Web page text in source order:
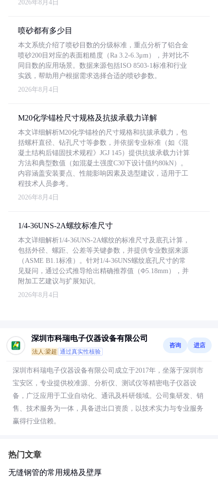
2026年8月4日
喷砂都有多少目
本文系统介绍了喷砂目数的分级标准，重点分析了铝合金
喷砂200目对应的表面粗糙度（Ra 3.2-6.3μm），并对比不
同目数的应用场景。数据来源包括ISO 8503-1标准和行业
实践，帮助用户根据需求选择合适的喷砂参数。
2026年8月4日
M20化学锚栓尺寸规格及抗拔承载力详解
本文详细解析M20化学锚栓的尺寸规格和抗拔承载力，包
括螺杆直径、钻孔尺寸等参数，并依据专业标准（如《混
凝土结构后锚固技术规程》JGJ 145）提供抗拔承载力计算
方法和典型数值（如混凝土强度C30下设计值约80kN）。
内容涵盖安装要点、性能影响因素及选型建议，适用于工
程技术人员参考。
2026年8月4日
1/4-36UNS-2A螺纹标准尺寸
本文详细解析1/4-36UNS-2A螺纹的标准尺寸及底孔计算，
包括外径、螺距、公差等关键参数，并提供专业数据来源
（ASME B1.1标准）。针对1/4-36UNS螺纹底孔尺寸的常
见疑问，通过公式推导给出精确推荐值（Φ5.18mm），并
附加工艺建议与扩展知识。
2026年8月4日
深圳市科瑞电子仪器设备有限公司
法人:梁超 通过真实性核验
咨询 进店
深圳市科瑞电子仪器设备有限公司成立于2017年，坐落于深圳市
宝安区，专业提供校准源、分析仪、测试仪等精密电子仪器设
备，广泛应用于工业自动化、通讯及科研领域。公司集研发、销
售、技术服务为一体，具备进出口资质，以技术实力与专业服务
赢得行业信赖。
热门文章
无缝钢管的常用规格及壁厚